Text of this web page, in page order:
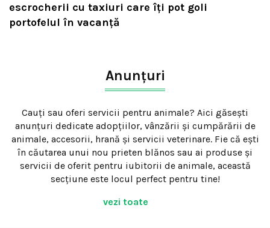
escrocherii cu taxiuri care îți pot goli
portofelul în vacanță
Anunțuri
Cauți sau oferi servicii pentru animale? Aici găsești
anunțuri dedicate adopțiilor, vânzării și cumpărării de
animale, accesorii, hrană și servicii veterinare. Fie că ești
în căutarea unui nou prieten blănos sau ai produse și
servicii de oferit pentru iubitorii de animale, această
secțiune este locul perfect pentru tine!
vezi toate